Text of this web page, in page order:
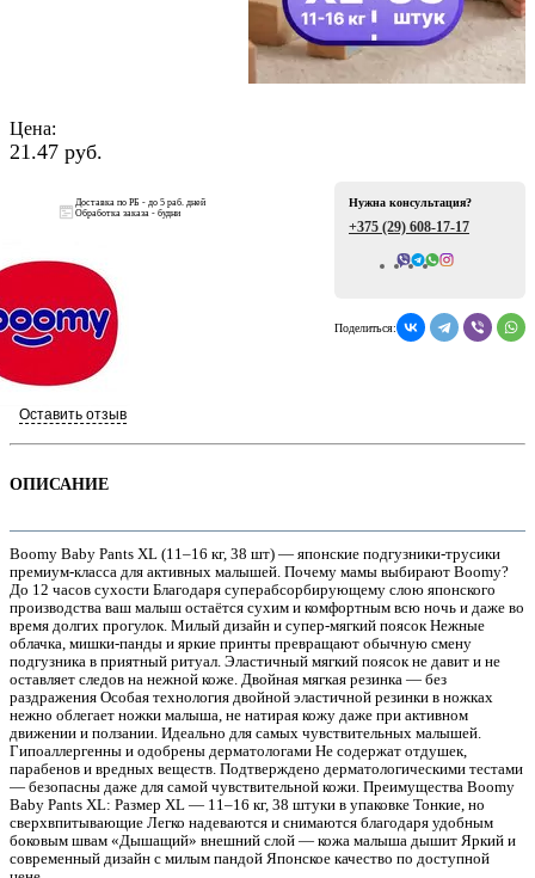
Цена:
21.47 руб.
Доставка по РБ - до 5 раб. дней
Обработка заказа - будни
Всего отзывов: 0
Оставить отзыв
Нужна консультация?
+375 (29) 608-17-17
Поделиться:
ОПИСАНИЕ
Boomy Baby Pants XL (11–16 кг, 38 шт) — японские подгузники-трусики
премиум-класса для активных малышей. Почему мамы выбирают Boomy?
До 12 часов сухости Благодаря суперабсорбирующему слою японского
производства ваш малыш остаётся сухим и комфортным всю ночь и даже во
время долгих прогулок. Милый дизайн и супер-мягкий поясок Нежные
облачка, мишки-панды и яркие принты превращают обычную смену
подгузника в приятный ритуал. Эластичный мягкий поясок не давит и не
оставляет следов на нежной коже. Двойная мягкая резинка — без
раздражения Особая технология двойной эластичной резинки в ножках
нежно облегает ножки малыша, не натирая кожу даже при активном
движении и ползании. Идеально для самых чувствительных малышей.
Гипоаллергенны и одобрены дерматологами Не содержат отдушек,
парабенов и вредных веществ. Подтверждено дерматологическими тестами
— безопасны даже для самой чувствительной кожи. Преимущества Boomy
Baby Pants XL: Размер XL — 11–16 кг, 38 штуки в упаковке Тонкие, но
сверхвпитывающие Легко надеваются и снимаются благодаря удобным
боковым швам «Дышащий» внешний слой — кожа малыша дышит Яркий и
современный дизайн с милым пандой Японское качество по доступной